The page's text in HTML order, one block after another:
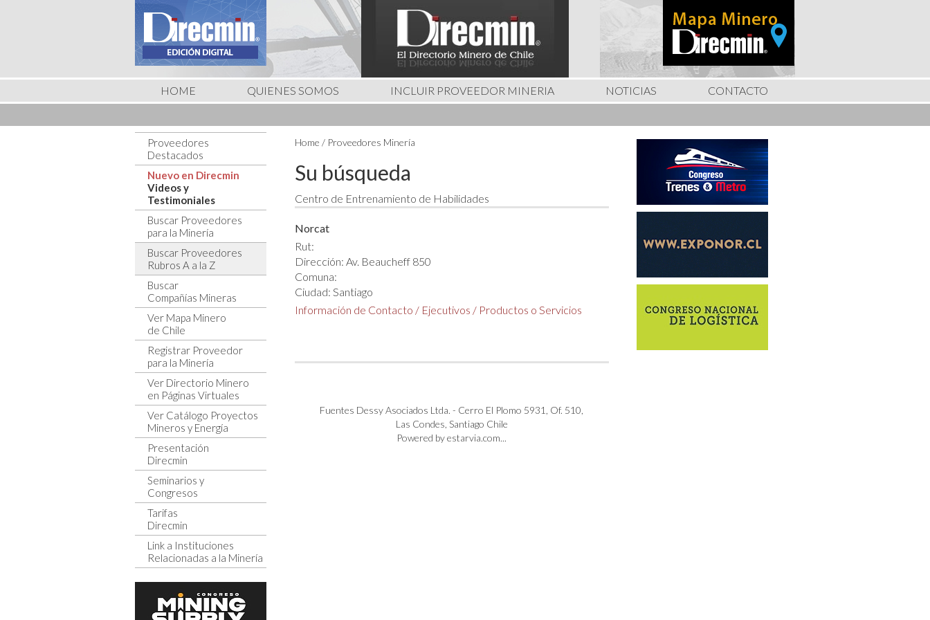
HOME QUIENES SOMOS INCLUIR PROVEEDOR MINERIA NOTICIAS CONTACTO
Proveedores
Destacados
Nuevo en Direcmin
Videos y
Testimoniales
Buscar Proveedores
para la Minería
Buscar Proveedores
Rubros A a la Z
Buscar
Compañías Mineras
Ver Mapa Minero
de Chile
Registrar Proveedor
para la Minería
Ver Directorio Minero
en Páginas Virtuales
Ver Catálogo Proyectos
Mineros y Energía
Presentación
Direcmin
Seminarios y
Congresos
Tarifas
Direcmin
Link a Instituciones
Relacionadas a la Minería
Home / Proveedores Minería
Su búsqueda
Centro de Entrenamiento de Habilidades
Norcat
Rut:
Dirección: Av. Beaucheff 850
Comuna:
Ciudad: Santiago
Información de Contacto / Ejecutivos / Productos o Servicios
Fuentes Dessy Asociados Ltda. - Cerro El Plomo 5931, Of. 510,
Las Condes, Santiago Chile
Powered by estarvia.com...